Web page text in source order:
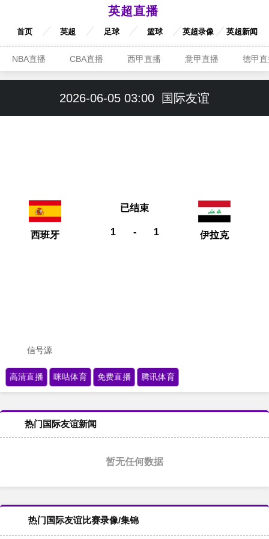
英超直播
首页 英超 足球 篮球 英超录像 英超新闻
NBA直播 CBA直播 西甲直播 意甲直播 德甲
2026-06-05 03:00 国际友谊
西班牙 1 - 1
已结束
伊拉克
信号源
高清直播 咪咕体育 免费直播 腾讯体育
热门国际友谊新闻
暂无任何数据
热门国际友谊比赛录像/集锦